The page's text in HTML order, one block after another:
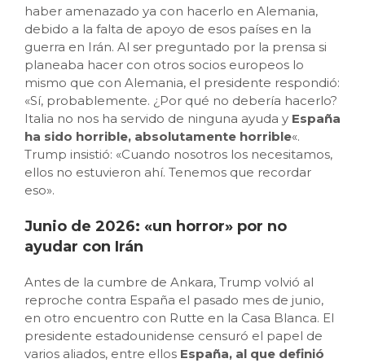
haber amenazado ya con hacerlo en Alemania,
debido a la falta de apoyo de esos países en la
guerra en Irán. Al ser preguntado por la prensa si
planeaba hacer con otros socios europeos lo
mismo que con Alemania, el presidente respondió:
«Sí, probablemente. ¿Por qué no debería hacerlo?
Italia no nos ha servido de ninguna ayuda y España
ha sido horrible, absolutamente horrible«.
Trump insistió: «Cuando nosotros los necesitamos,
ellos no estuvieron ahí. Tenemos que recordar
eso».
Junio de 2026: «un horror» por no
ayudar con Irán
Antes de la cumbre de Ankara, Trump volvió al
reproche contra España el pasado mes de junio,
en otro encuentro con Rutte en la Casa Blanca. El
presidente estadounidense censuró el papel de
varios aliados, entre ellos España, al que definió